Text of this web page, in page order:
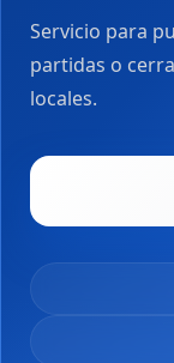
Servicio para
partidas o
locales.